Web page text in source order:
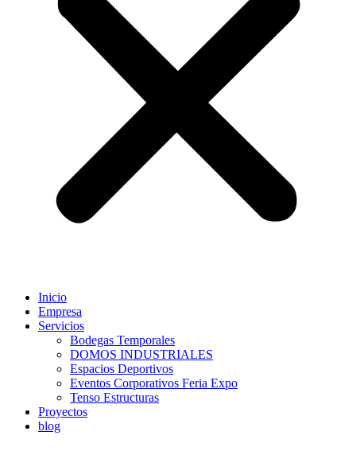
Inicio
Empresa
Servicios
Bodegas Temporales
DOMOS INDUSTRIALES
Espacios Deportivos
Eventos Corporativos Feria Expo
Tenso Estructuras
Proyectos
blog